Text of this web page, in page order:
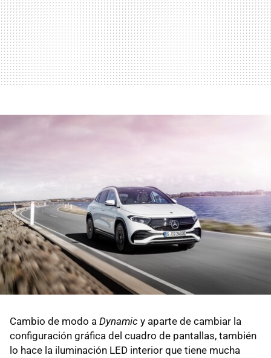
Cambio de modo a Dynamic y aparte de cambiar la
configuración gráfica del cuadro de pantallas, también
lo hace la iluminación LED interior que tiene mucha